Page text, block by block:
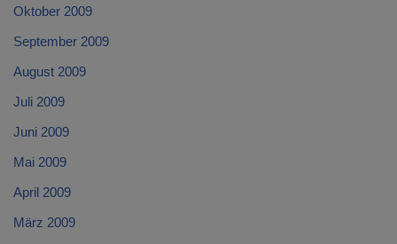
Oktober 2009
September 2009
August 2009
Juli 2009
Juni 2009
Mai 2009
April 2009
März 2009